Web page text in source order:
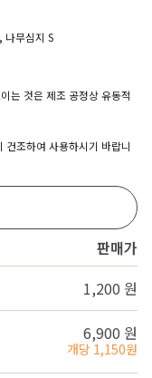
나무심지 S
는 것은 제조 공정상 유동적
건조하여 사용하시기 바랍니
판매가
1,200 원
6,900 원
개당 1,150원